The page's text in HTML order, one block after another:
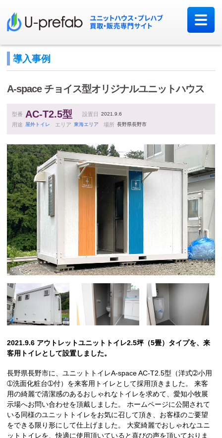
導入事例
A-space チョイス型オリジナルユニットハウス
型番 AC-T2.5型 設置日 2021.9.6
用途 屋外トイレ エリア 東海エリア 場所 長野県長野市
2021.9.6 アウトレットユニットトイレ2.5坪（5畳）タイプを、来
客用トイレとして設置しました。
長野県長野市に、ユニットトイレA-space AC-T2.5型（洋式➁小用
➀洗面化粧台➀付）を来客用トイレとして採用頂きました。 来客
用の綺麗で清潔感のあるおしゃれなトイレを求めて、愛知小牧展
示場へお問い合わせを頂戴しました。 ホームページに公開されて
いる同様のユニットトイレをお気に召して頂き、お客様のご要望
をできる限り形にして仕上げました。 大変綺麗でおしゃれなユニ
ットトイレを、快適に使用頂いていると喜びの声を頂いておりま